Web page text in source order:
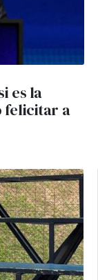
es la
felicitar a